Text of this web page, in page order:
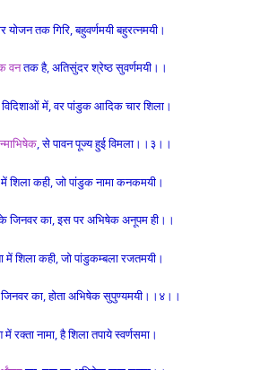
तक गिरि, बहुवर्णमयी बहुरत्नमयी।
वनतक है, अतिसुंदर श्रेष्ठ सुवर्णमयी।।
में, वर पांडुक आदिक चार शिला।
, से पावन पूज्य हुई विमला।।३।।
में शिला कही, जो पांडुक नामा कनकमयी।
के जिनवर का, इस पर अभिषेक अनूपम ही।।
में शिला कही, जो पांडुकम्बला रजतमयी।
का, होता अभिषेक सुपुण्यमयी।।४।।
रक्ता नामा, है शिला तपाये स्वर्णसमा।